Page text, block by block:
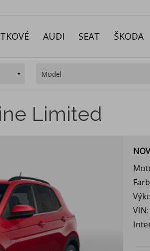
AUDI SEAT ŠKODA
Limited
VIN: